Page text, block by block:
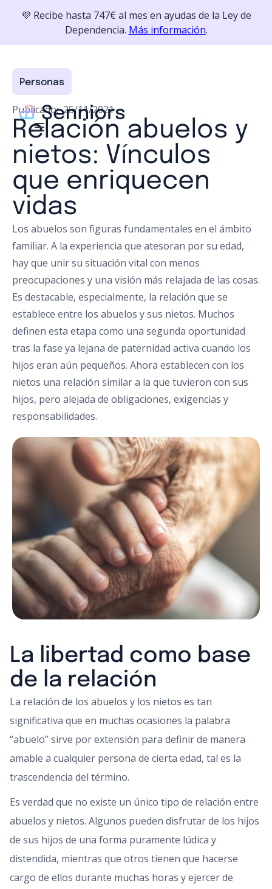
💜 Recibe hasta 747€ al mes en ayudas de la Ley de
Dependencia. Más información.
Personas
Publicado:25/11/2021
Relación abuelos y
nietos: Vínculos
que enriquecen
vidas
Los abuelos son figuras fundamentales en el ámbito
familiar. A la experiencia que atesoran por su edad,
hay que unir su situación vital con menos
preocupaciones y una visión más relajada de las cosas.
Es destacable, especialmente, la relación que se
establece entre los abuelos y sus nietos. Muchos
definen esta etapa como una segunda oportunidad
tras la fase ya lejana de paternidad activa cuando los
hijos eran aún pequeños. Ahora establecen con los
nietos una relación similar a la que tuvieron con sus
hijos, pero alejada de obligaciones, exigencias y
responsabilidades.
La libertad como base
de la relación
La relación de los abuelos y los nietos es tan
significativa que en muchas ocasiones la palabra
“abuelo” sirve por extensión para definir de manera
amable a cualquier persona de cierta edad, tal es la
trascendencia del término.
Es verdad que no existe un único tipo de relación entre
abuelos y nietos. Algunos pueden disfrutar de los hijos
de sus hijos de una forma puramente lúdica y
distendida, mientras que otros tienen que hacerse
cargo de ellos durante muchas horas y ejercer de